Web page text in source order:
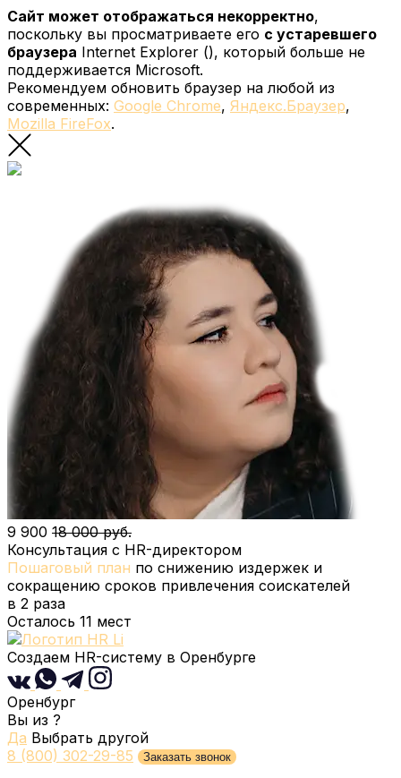
Сайт может отображаться некорректно,
поскольку вы просматриваете его с устаревшего
браузера Internet Explorer (), который больше не
поддерживается Microsoft.
Рекомендуем обновить браузер на любой из
современных: Google Chrome, Яндекс.Браузер,
Mozilla FireFox.
9 900 18 000 руб.
Консультация с HR-директором
Пошаговый план по снижению издержек и
сокращению сроков привлечения соискателей
в 2 раза
Осталось 11 мест
Создаем HR-систему в Оренбурге
Оренбург
Вы из ?
Да Выбрать другой
8 (800) 302-29-85
Заказать звонок